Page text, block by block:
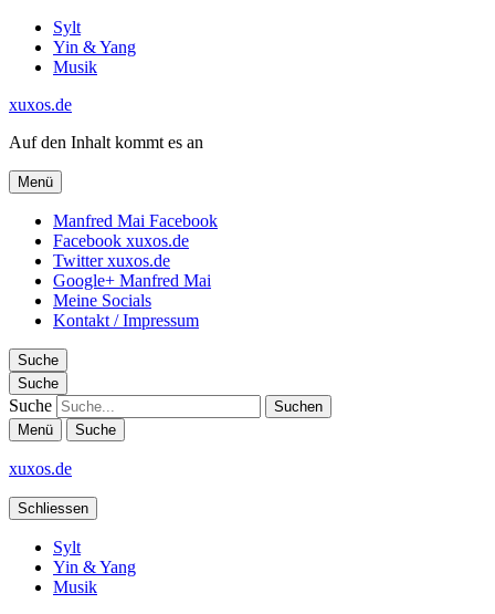
Sylt
Yin & Yang
Musik
xuxos.de
Auf den Inhalt kommt es an
Menü
Manfred Mai Facebook
Facebook xuxos.de
Twitter xuxos.de
Google+ Manfred Mai
Meine Socials
Kontakt / Impressum
Suche
Suche
Suche
Menü Suche
xuxos.de
Schliessen
Sylt
Yin & Yang
Musik